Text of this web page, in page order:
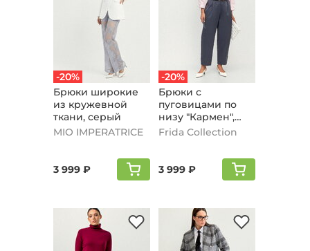
-20%
Брюки широкие
из кружевной
ткани, серый
MIO IMPERATRICE
3 999 ₽
-20%
Брюки с
пуговицами по
низу "Кармен",
серый
Frida Collection
3 999 ₽